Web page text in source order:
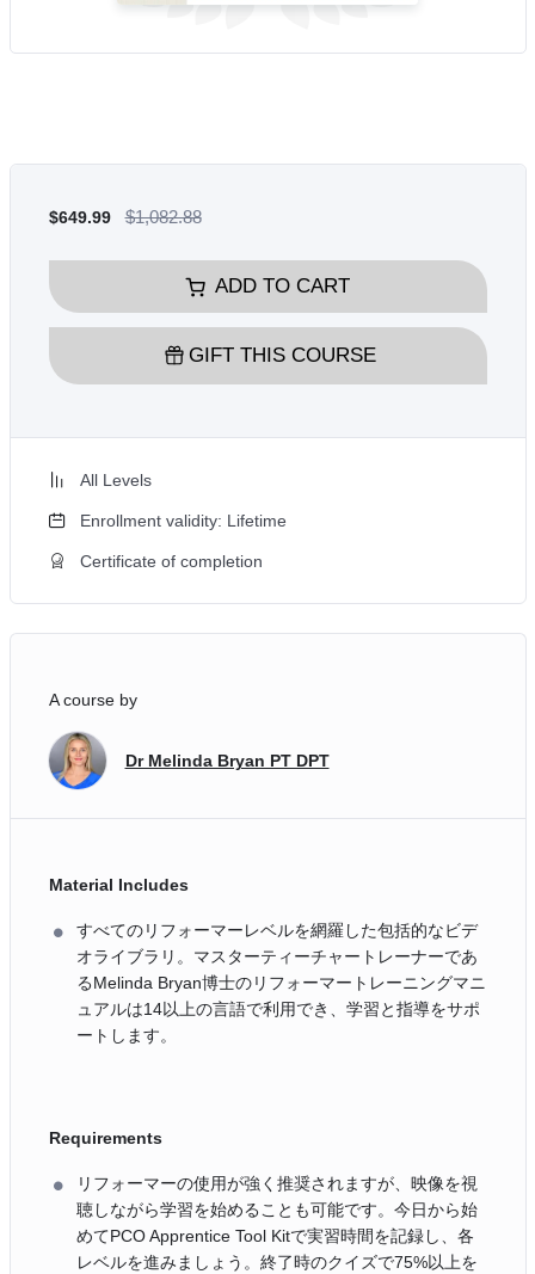
$649.99 $1,082.88
ADD TO CART
GIFT THIS COURSE
All Levels
Enrollment validity: Lifetime
Certificate of completion
A course by
Dr Melinda Bryan PT DPT
Material Includes
すべてのリフォーマーレベルを網羅した包括的なビデ
オライブラリ。マスターティーチャートレーナーであ
るMelinda Bryan博士のリフォーマートレーニングマニ
ュアルは14以上の言語で利用でき、学習と指導をサポ
ートします。
Requirements
リフォーマーの使用が強く推奨されますが、映像を視
聴しながら学習を始めることも可能です。今日から始
めてPCO Apprentice Tool Kitで実習時間を記録し、各
レベルを進みましょう。終了時のクイズで75%以上を